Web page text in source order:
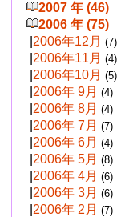
2007 年 (46)
2006 年 (75)
2006年12月 (7)
2006年11月 (4)
2006年10月 (5)
2006年 9月 (4)
2006年 8月 (4)
2006年 7月 (7)
2006年 6月 (4)
2006年 5月 (8)
2006年 4月 (6)
2006年 3月 (6)
2006年 2月 (7)